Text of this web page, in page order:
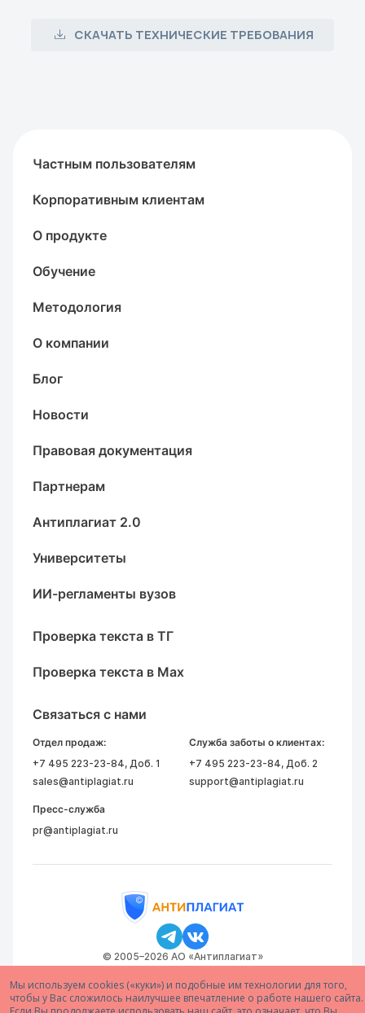
Мы используем cookies («куки») и подобные им технологии для того,
чтобы у Вас сложилось наилучшее впечатление о работе нашего сайта.
СКАЧАТЬ ТЕХНИЧЕСКИЕ ТРЕБОВАНИЯ
Частным пользователям
Корпоративным клиентам
О продукте
Обучение
Методология
О компании
Блог
Новости
Правовая документация
Партнерам
Антиплагиат 2.0
Университеты
ИИ-регламенты вузов
Проверка текста в ТГ
Проверка текста в Max
Связаться с нами
Отдел продаж:
+7 495 223-23-84, Доб. 1
sales@antiplagiat.ru
Служба заботы о клиентах:
+7 495 223-23-84, Доб. 2
support@antiplagiat.ru
Пресс-служба
pr@antiplagiat.ru
© 2005–2026 АО «Антиплагиат»